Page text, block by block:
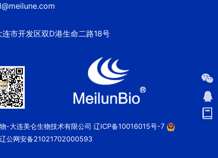
连市开发区双D港生命二路18号
大连美仑生物技术有限公司 辽ICP备10016015号-7
辽公网安备21021702000593